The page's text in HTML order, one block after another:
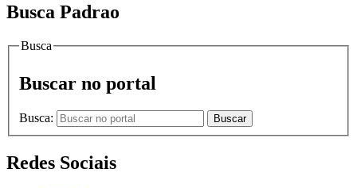
Busca Padrao
Busca
Buscar no portal
Busca: Buscar
Redes Sociais